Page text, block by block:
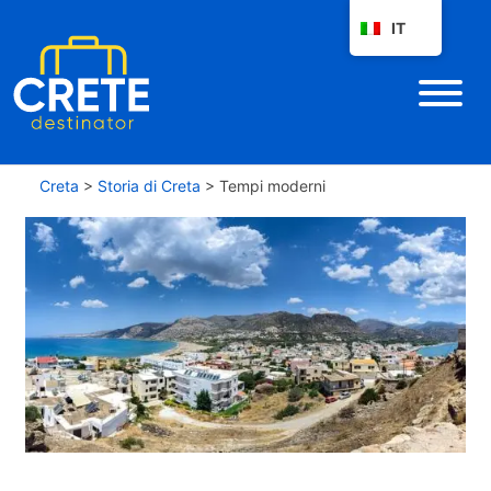
Creta > Storia di Creta > Tempi moderni
IT